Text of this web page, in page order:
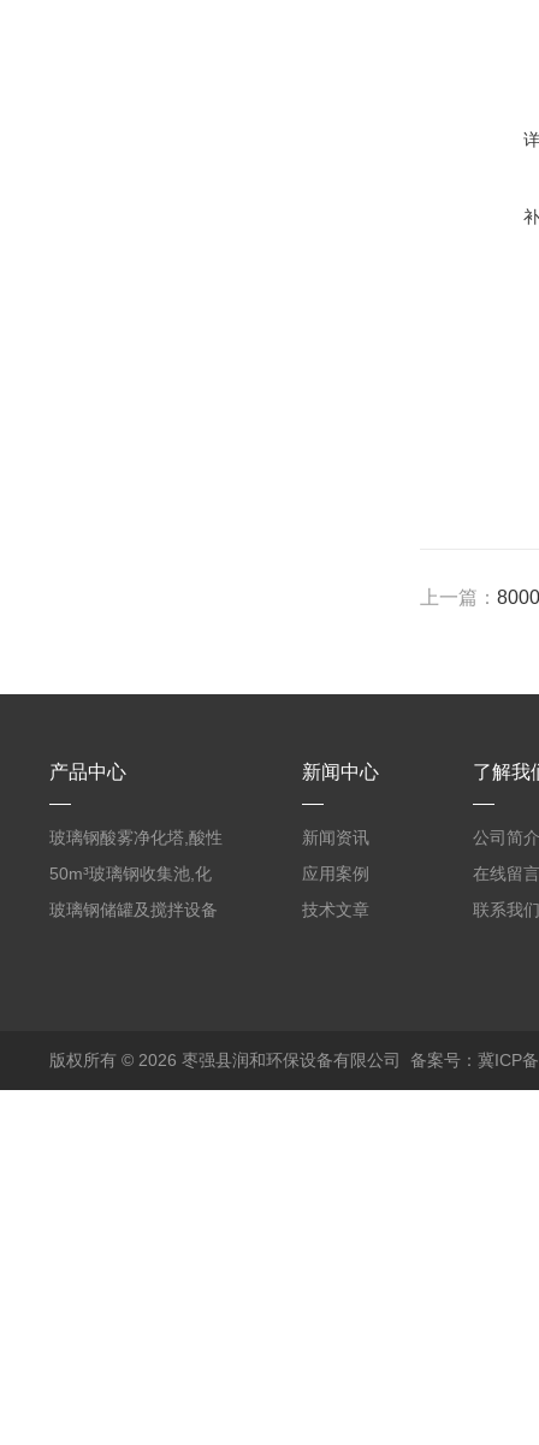
上一篇：
产品中心
玻璃钢酸雾净化塔,酸性
废气洗涤塔处理工艺
50m³玻璃钢收集池,化
粪罐
玻璃钢储罐及搅拌设备
新闻中心
新闻资讯
应用案例
技术文章
了解我
公司简介
在线留言
联系我们
版权所有 © 2026 枣强县润和环保设备有限公司 备案号：冀ICP